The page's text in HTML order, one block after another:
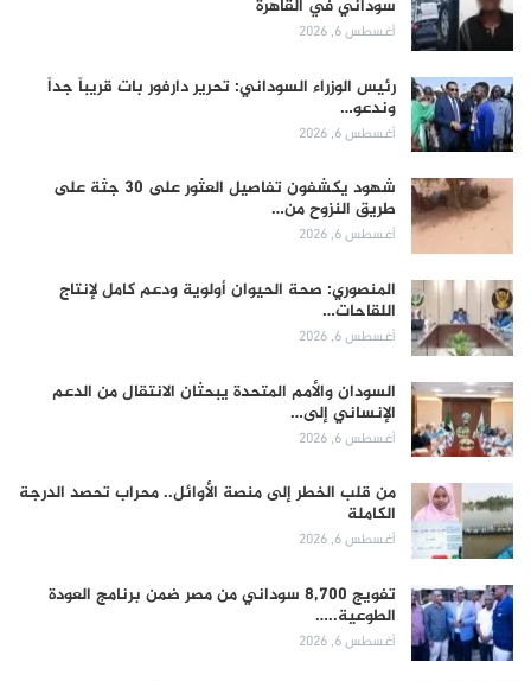
سوداني في القاهرة
أغسطس 6, 2026
رئيس الوزراء السوداني: تحرير دارفور بات قريباً جداً
وندعو…
أغسطس 6, 2026
شهود يكشفون تفاصيل العثور على 30 جثة على
طريق النزوح من…
أغسطس 6, 2026
المنصوري: صحة الحيوان أولوية ودعم كامل لإنتاج
اللقاحات…
أغسطس 6, 2026
السودان والأمم المتحدة يبحثان الانتقال من الدعم
الإنساني إلى…
أغسطس 6, 2026
من قلب الخطر إلى منصة الأوائل.. محراب تحصد الدرجة
الكاملة
أغسطس 6, 2026
تفويج 8,700 سوداني من مصر ضمن برنامج العودة
الطوعية..…
أغسطس 6, 2026